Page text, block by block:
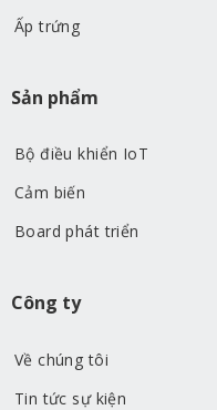
Ấp trứng
Sản phẩm
Bộ điều khiển IoT
Cảm biến
Board phát triển
Công ty
Về chúng tôi
Tin tức sự kiện